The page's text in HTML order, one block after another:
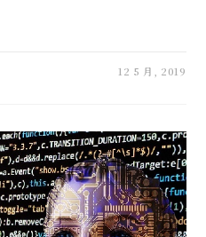
12 5 月, 2019